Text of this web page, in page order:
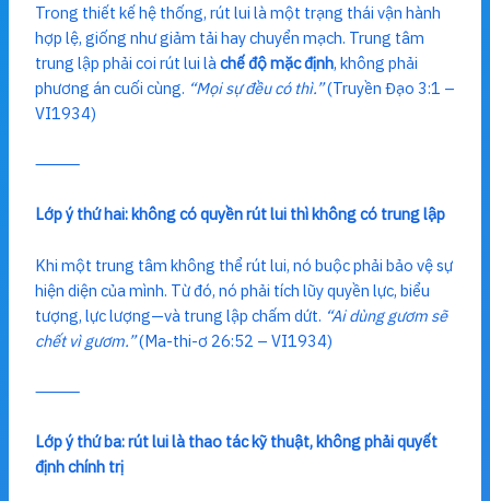
Trong thiết kế hệ thống, rút lui là một trạng thái vận hành
hợp lệ, giống như giảm tải hay chuyển mạch. Trung tâm
trung lập phải coi rút lui là chế độ mặc định, không phải
phương án cuối cùng. “Mọi sự đều có thì.”(Truyền Đạo 3:1 –
VI1934)
⸻
Lớp ý thứ hai: không có quyền rút lui thì không có trung lập
Khi một trung tâm không thể rút lui, nó buộc phải bảo vệ sự
hiện diện của mình. Từ đó, nó phải tích lũy quyền lực, biểu
tượng, lực lượng—và trung lập chấm dứt. “Ai dùng gươm sẽ
chết vì gươm.”(Ma-thi-ơ 26:52 – VI1934)
⸻
Lớp ý thứ ba: rút lui là thao tác kỹ thuật, không phải quyết
định chính trị